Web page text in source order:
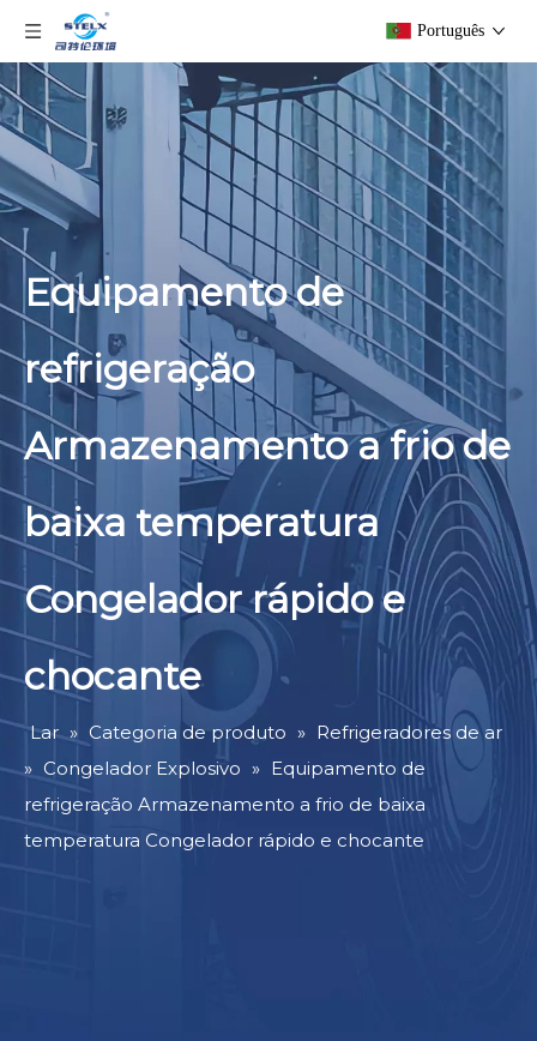
Português
Equipamento de
refrigeração
Armazenamento a frio de
baixa temperatura
Congelador rápido e
chocante
Lar » Categoria de produto » Refrigeradores de ar
» Congelador Explosivo » Equipamento de
refrigeração Armazenamento a frio de baixa
temperatura Congelador rápido e chocante